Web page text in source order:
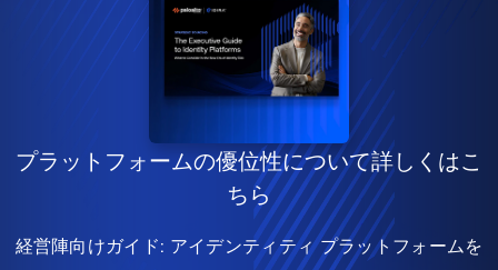
プラットフォームの優位性について詳しくはこ
ちら
経営陣向けガイド: アイデンティティ プラットフォームを